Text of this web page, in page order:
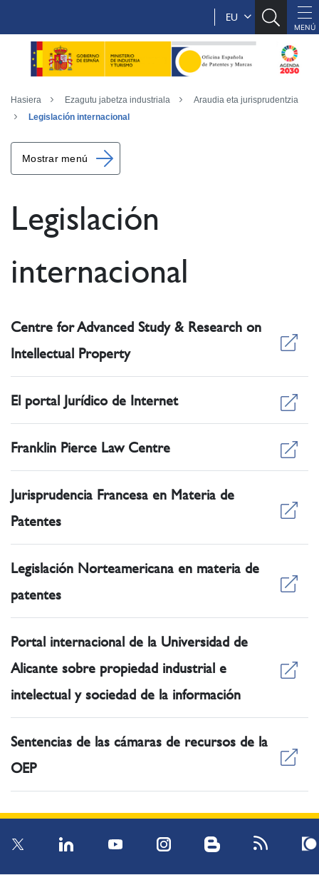
EU
Hasiera Ezagutu jabetza industriala
Araudia eta jurisprudentzia
Legislación internacional
Mostrar menú
Legislación
internacional
Centre for Advanced Study & Research on
Intellectual Property
El portal Jurídico de Internet
Franklin Pierce Law Centre
Jurisprudencia Francesa en Materia de
Patentes
Legislación Norteamericana en materia de
patentes
Portal internacional de la Universidad de
Alicante sobre propiedad industrial e
intelectual y sociedad de la información
Sentencias de las cámaras de recursos de la
OEP